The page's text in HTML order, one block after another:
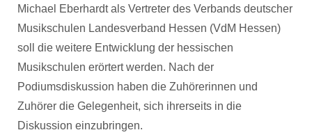
Michael Eberhardt als Vertreter des Verbands deutscher
Musikschulen Landesverband Hessen (VdM Hessen)
soll die weitere Entwicklung der hessischen
Musikschulen erörtert werden. Nach der
Podiumsdiskussion haben die Zuhörerinnen und
Zuhörer die Gelegenheit, sich ihrerseits in die
Diskussion einzubringen.